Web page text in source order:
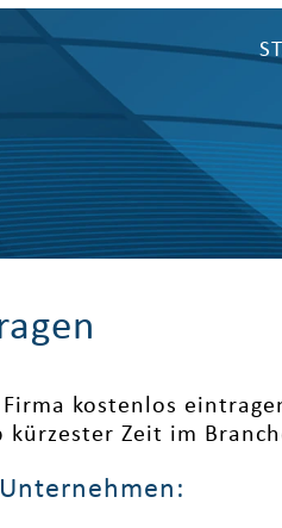
kostenlos
Zeit im